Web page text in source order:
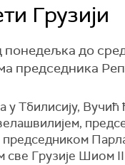
Грузији
до
председника
у Тбилисију,
све Грузије Шиом